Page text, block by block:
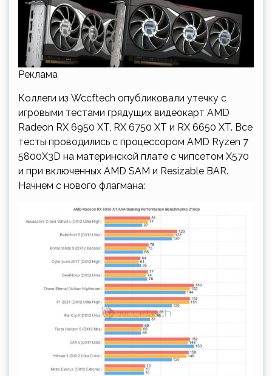
Реклама
Коллеги из Wccftech опубликовали утечку с
игровыми тестами грядущих видеокарт AMD
Radeon RX 6950 XT, RX 6750 XT и RX 6650 XT. Все
тесты проводились с процессором AMD Ryzen 7
5800X3D на материнской плате с чипсетом X570
и при включенных AMD SAM и Resizable BAR.
Начнем с нового флагмана: